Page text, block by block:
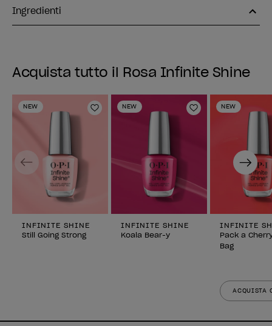
Ingredienti
Acquista tutto il Rosa Infinite Shine
NEW
Aggiungi alla lista dei desideri
INFINITE SHINE
Still Going Strong
NEW
Aggiungi alla
INFINITE SHINE
Koala Bear-y
NEW
INFINITE
Pack a
Bag
ACQUISTA
Previous Next